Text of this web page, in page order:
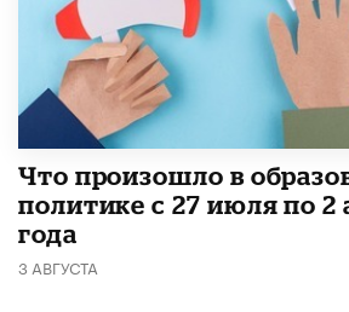
​Что произошло в
политике с 27 июля по 2
года
3 АВГУСТА